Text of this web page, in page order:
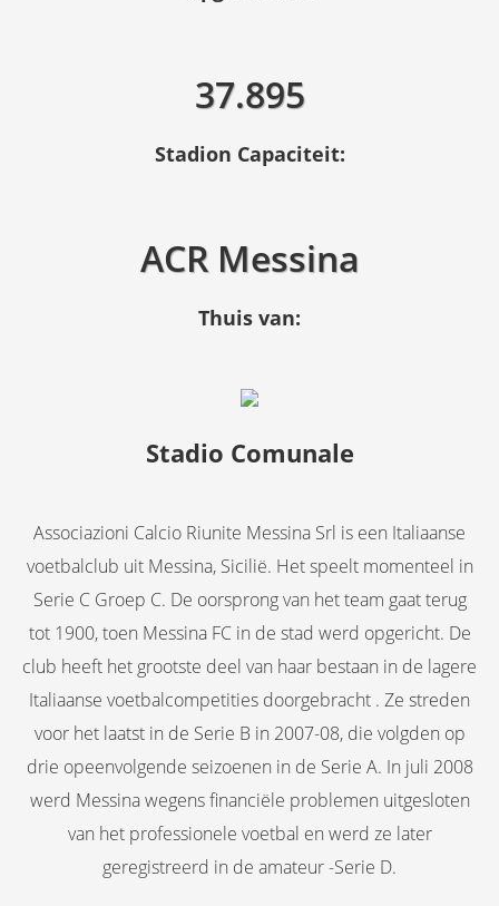
37.895
Stadion Capaciteit:
ACR Messina
Thuis van:
Stadio Comunale
Associazioni Calcio Riunite Messina Srl is een Italiaanse
voetbalclub uit Messina, Sicilië. Het speelt momenteel in
Serie C Groep C. De oorsprong van het team gaat terug
tot 1900, toen Messina FC in de stad werd opgericht. De
club heeft het grootste deel van haar bestaan in de lagere
Italiaanse voetbalcompetities doorgebracht . Ze streden
voor het laatst in de Serie B in 2007-08, die volgden op
drie opeenvolgende seizoenen in de Serie A. In juli 2008
werd Messina wegens financiële problemen uitgesloten
van het professionele voetbal en werd ze later
geregistreerd in de amateur -Serie D.